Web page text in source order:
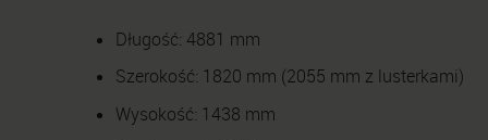
Długość: 4881 mm
Szerokość: 1820 mm (2055 mm z lusterkami)
Wysokość: 1438 mm